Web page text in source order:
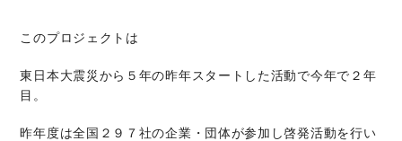
このプロジェクトは
東日本大震災から５年の昨年スタートした活動で今年で２年
目。
昨年度は全国２９７社の企業・団体が参加し啓発活動を行い